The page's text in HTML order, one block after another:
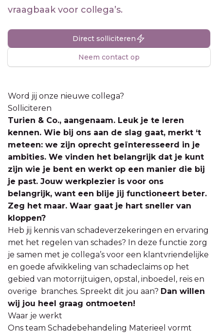
vraagbaak voor collega’s.
Direct solliciteren
Neem contact op
Word jij onze nieuwe collega?
Solliciteren
Turien & Co., aangenaam. Leuk je te leren
kennen. Wie bij ons aan de slag gaat, merkt ‘t
meteen: we zijn oprecht geïnteresseerd in je
ambities. We vinden het belangrijk dat je kunt
zijn wie je bent en werkt op een manier die bij
je past. Jouw werkplezier is voor ons
belangrijk, want een blije jij functioneert beter.
Zeg het maar. Waar gaat je hart sneller van
kloppen?
Heb jij kennis van schadeverzekeringen en ervaring
met het regelen van schades? In deze functie zorg
je samen met je collega’s voor een klantvriendelijke
en goede afwikkeling van schadeclaims op het
gebied van motorrijtuigen, opstal, inboedel, reis en
overige branches. Spreekt dit jou aan? Dan willen
wij jou heel graag ontmoeten!
Waar je werkt
Ons team Schadebehandeling Materieel vormt